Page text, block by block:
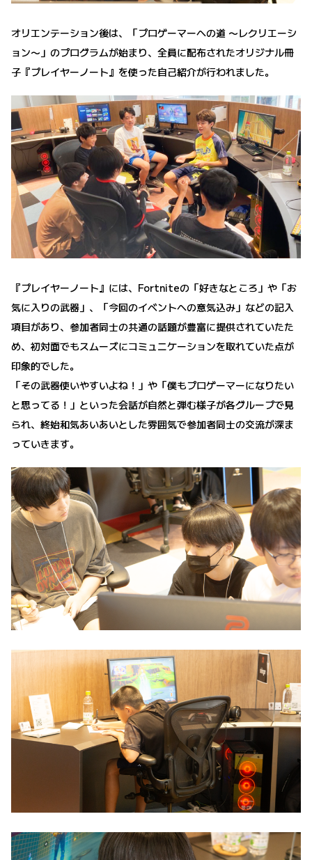
オリエンテーション後は、「プロゲーマーへの道 〜レクリエーシ
ョン〜」のプログラムが始まり、全員に配布されたオリジナル冊
子『プレイヤーノート』を使った自己紹介が行われました。
『プレイヤーノート』には、Fortniteの「好きなところ」や「お
気に入りの武器」、「今回のイベントへの意気込み」などの記入
項目があり、参加者同士の共通の話題が豊富に提供されていたた
め、初対面でもスムーズにコミュニケーションを取れていた点が
印象的でした。
「その武器使いやすいよね！」や「僕もプロゲーマーになりたい
と思ってる！」といった会話が自然と弾む様子が各グループで見
られ、終始和気あいあいとした雰囲気で参加者同士の交流が深ま
っていきます。